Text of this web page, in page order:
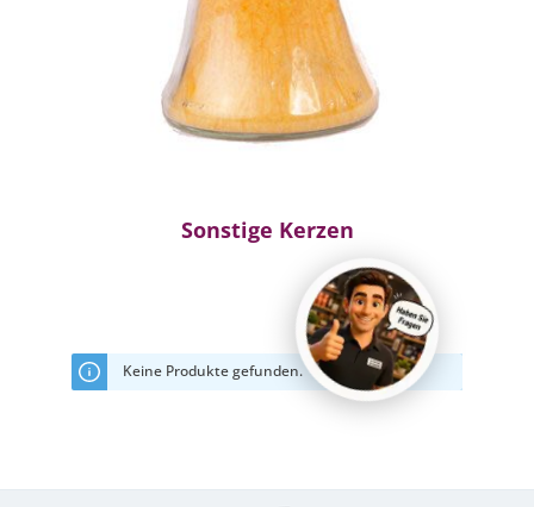
Sonstige Kerzen
Keine Produkte gefunden.